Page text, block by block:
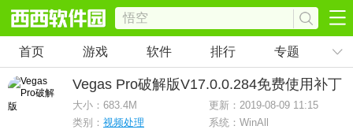
首页 游戏 软件 排行 专题
Vegas Pro破解版V17.0.0.284免费使用补丁
大小： 683.4M
更新：2019-08-09 11:15
类别： 视频处理 系统：WinAll